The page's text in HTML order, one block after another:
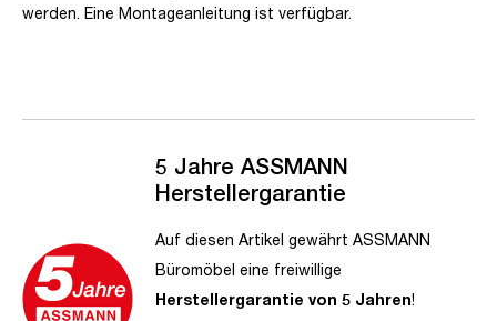
werden. Eine Montageanleitung ist verfügbar.
5 Jahre ASSMANN
Herstellergarantie
Auf diesen Artikel gewährt ASSMANN
Büromöbel eine freiwillige
Herstellergarantie von 5 Jahren!